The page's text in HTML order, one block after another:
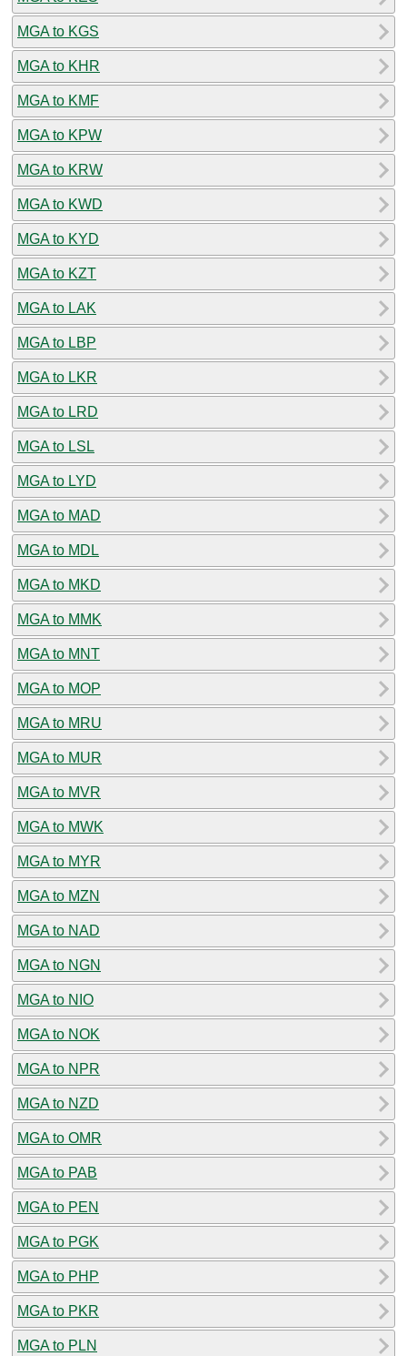
MGA to KGS
MGA to KHR
MGA to KMF
MGA to KPW
MGA to KRW
MGA to KWD
MGA to KYD
MGA to KZT
MGA to LAK
MGA to LBP
MGA to LKR
MGA to LRD
MGA to LSL
MGA to LYD
MGA to MAD
MGA to MDL
MGA to MKD
MGA to MMK
MGA to MNT
MGA to MOP
MGA to MRU
MGA to MUR
MGA to MVR
MGA to MWK
MGA to MYR
MGA to MZN
MGA to NAD
MGA to NGN
MGA to NIO
MGA to NOK
MGA to NPR
MGA to NZD
MGA to OMR
MGA to PAB
MGA to PEN
MGA to PGK
MGA to PHP
MGA to PKR
MGA to PLN